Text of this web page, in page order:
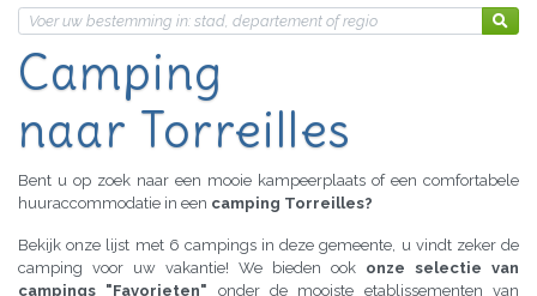
Camping
naar Torreilles
Bent u op zoek naar een mooie kampeerplaats of een comfortabele
huuraccommodatie in een camping Torreilles?
Bekijk onze lijst met 6 campings in deze gemeente, u vindt zeker de
camping voor uw vakantie! We bieden ook onze selectie van
campings "Favorieten" onder de mooiste etablissementen van